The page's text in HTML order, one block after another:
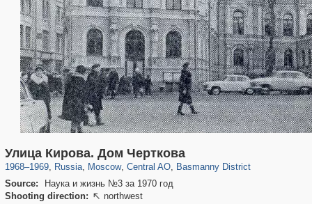
Улица Кирова. Дом Черткова
1968–1969, Russia
1,405,758 29,243
, Moscow
319,716 8,286
, Central AO
159,930 5,916
, Basmanny District
13,198
Source:
Наука и жизнь №3 за 1970 год
Shooting direction:  northwest